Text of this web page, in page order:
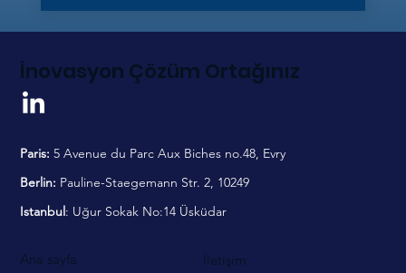
İnovasyon Çözüm Ortağınız
Paris:5 Avenue du Parc Aux Biches no.48, Evry
Berlin: Pauline-Staegemann Str. 2, 10249
Istanbul: Uğur Sokak No:14 Üsküdar
Ana sayfa
İletişim